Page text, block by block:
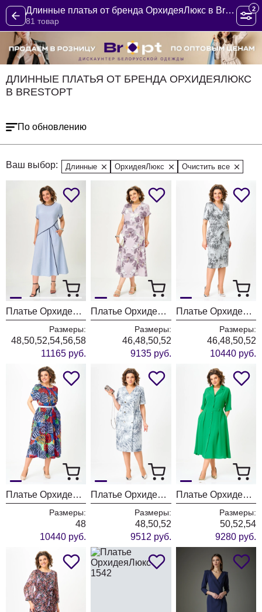
Длинные платья от бренда ОрхидеяЛюкс в BrestOpt
81 товар
2
ДЛИННЫЕ ПЛАТЬЯ ОТ БРЕНДА ОРХИДЕЯЛЮКС
В BRESTOPT
По обновлению
Ваш выбор: Длинные ОрхидеяЛюкс Очистить все
Платье ОрхидеяЛюкс 1705
Размеры:
48,50,52,54,56,58
11165 руб.
Платье ОрхидеяЛюкс 1703
Размеры:
46,48,50,52
9135 руб.
Платье ОрхидеяЛюкс 1536
Размеры:
46,48,50,52
10440 руб.
Платье ОрхидеяЛюкс 1552
Размеры:
48
10440 руб.
Платье ОрхидеяЛюкс 1539
Размеры:
48,50,52
9512 руб.
Платье ОрхидеяЛюкс 1541
Размеры:
50,52,54
9280 руб.